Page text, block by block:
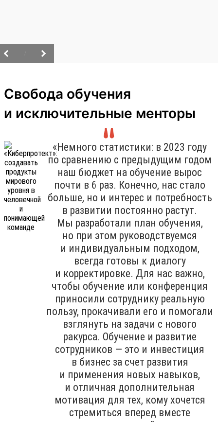
Свобода обучения
и исключительные менторы
«Немного статистики: в 2023 году
по сравнению с предыдущим годом
наш бюджет на обучение вырос
почти в 6 раз. Конечно, нас стало
больше, но и интерес и потребность
в развитии постоянно растут.
Мы разработали план обучения,
но при этом руководствуемся
и индивидуальным подходом,
всегда готовы к диалогу
и корректировке. Для нас важно,
чтобы обучение или конференция
приносили сотруднику реальную
пользу, прокачивали его и помогали
взглянуть на задачи с нового
ракурса. Обучение и развитие
сотрудников — это и инвестиция
в бизнес за счет развития
и применения новых навыков,
и отличная дополнительная
мотивация для тех, кому хочется
стремиться вперед вместе